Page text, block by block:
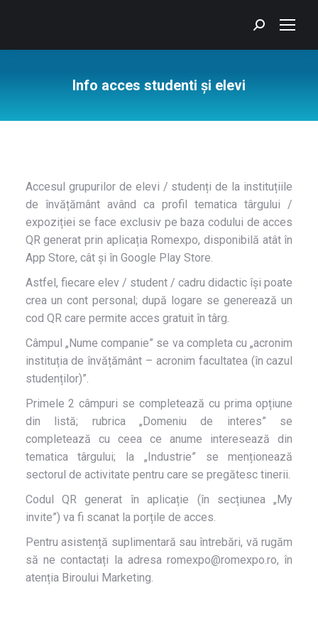
Search:
Info acces studenti și elevi
Accesul grupurilor de elevi / studenți de la instituțiile
de învățământ având ca profil tematica târgului /
expoziției se face exclusiv pe baza codului de acces
QR generat prin aplicația Romexpo, disponibilă atât în
App Store, cât și în Google Play Store.
Astfel, fiecare elev / student / cadru didactic își poate
crea un cont personal; după logare se generează un
cod QR care permite acces gratuit în târg.
Câmpul „Nume companie” se va completa cu „acronim
instituția de învățământ – acronim facultatea (în cazul
studenților)”.
Primele 2 câmpuri se completează cu prima opțiune
din listă; rubrica „Domeniu de interes” se
completează cu ceea ce anume interesează din
tematica târgului; la „Industrie” se menționează
sectorul de activitate pentru care se pregătesc tinerii.
Codul QR generat în aplicație (în secțiunea „My
invite”) va fi scanat la porțile de acces.
Pentru asistență suplimentară sau întrebări, vă rugăm
să ne contactați la adresa romexpo@romexpo.ro, în
atenția Biroului Marketing.